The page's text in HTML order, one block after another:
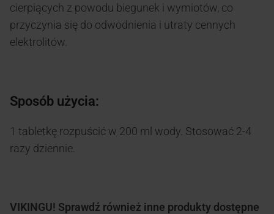
cierpiących z powodu biegunek i wymiotów, co
przyczynia się do odwodnienia i utraty cennych
elektrolitów.
Sposób użycia:
1 tabletkę rozpuścić w 200 ml wody. Stosować 2-4
razy dziennie.
VIKINGU! Sprawdź również inne produkty dostępne